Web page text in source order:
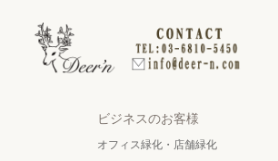
ビジネスのお客様
オフィス緑化・店舗緑化